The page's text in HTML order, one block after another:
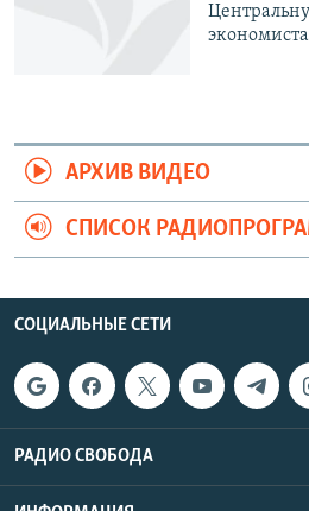
экономиста
АРХИВ ВИДЕО
СПИСОК
СОЦИАЛЬНЫЕ СЕТИ
РАДИО СВОБОДА